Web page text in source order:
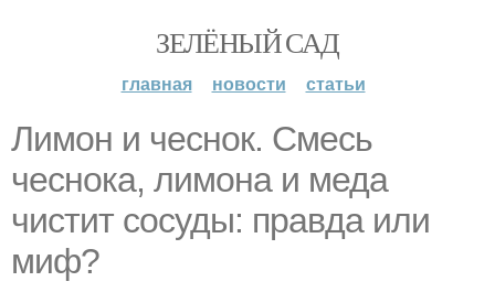
ЗЕЛЁНЫЙ САД
главная новости статьи
Лимон и чеснок. Смесь
чеснока, лимона и меда
чистит сосуды: правда или
миф?